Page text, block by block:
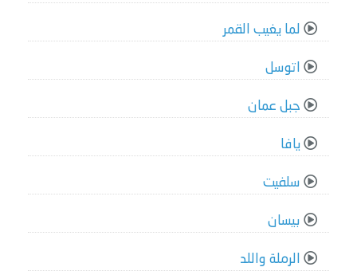
لما يغيب القمر
اتوسل
جبل عمان
يافا
سلفيت
بيسان
الرملة واللد